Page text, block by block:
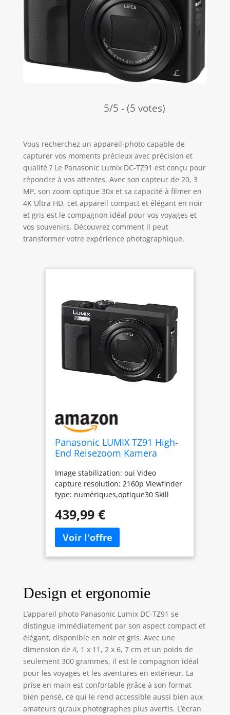
5/5 - (5 votes)
Vous recherchez un appareil-photo capable de
capturer vos moments précieux avec précision et
qualité ? Le Panasonic Lumix DC-TZ91 est conçu pour
répondre à vos attentes. Avec son capteur de 20, 3
MP, son zoom optique 30x et sa capacité à filmer en
4K Ultra HD, cet appareil compact et élégant en noir
et gris est le compagnon idéal pour vos voyages et
vos souvenirs. Découvrez comment il peut
transformer votre expérience photographique.
Panasonic LUMIX TZ91 High-
End Reisezoom Kamera
Zoom, 24 mm Weitwinkel,
Sucher, 4K) silber
Image stabilization: oui Video
capture resolution: 2160p Viewfinder
type: numériques,optique30 Skill
Optique Connectivity technology: Wi-
Fi Metering description: Spot Display
size: 3.0 inches Effective still
resolution: 20.3 megapixels Item
weight: 0.66 pounds Optical zoom:
tactile
439,99 €
Design et ergonomie
L’appareil photo Panasonic Lumix DC-TZ91 se
distingue immédiatement par son aspect compact et
élégant, disponible en noir et gris. Avec une
dimension de 4, 1 x 11, 2 x 6, 7 cm et un poids de
seulement 300 grammes, il est le compagnon idéal
pour les voyages et les aventures en extérieur. La
prise en main est confortable grâce à son format
bien pensé, ce qui le rend accessible aussi bien aux
amateurs qu’aux photographes plus avertis. L’écran